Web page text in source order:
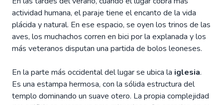
actividad humana, el paraje tiene el encanto de la vida
plácida y natural. En ese espacio, se oyen los trinos de las
aves, los muchachos corren en bici por la explanada y los
más veteranos disputan una partida de bolos leoneses.
En la parte más occidental del lugar se ubica la iglesia.
Es una estampa hermosa, con la sólida estructura del
templo dominando un suave otero. La propia complejidad